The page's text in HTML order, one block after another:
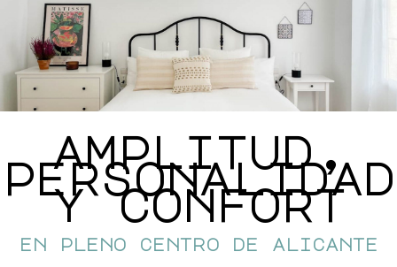
amplitud,
personalidad
y confort
en pleno centro de alicante